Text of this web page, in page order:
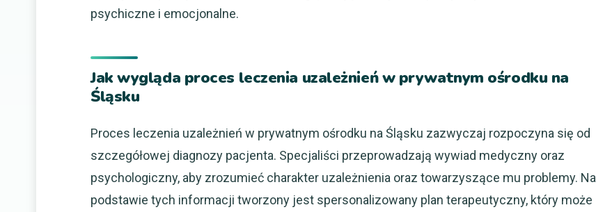
psychiczne i emocjonalne.
Jak wygląda proces leczenia uzależnień w prywatnym ośrodku na
Śląsku
Proces leczenia uzależnień w prywatnym ośrodku na Śląsku zazwyczaj rozpoczyna się od
szczegółowej diagnozy pacjenta. Specjaliści przeprowadzają wywiad medyczny oraz
psychologiczny, aby zrozumieć charakter uzależnienia oraz towarzyszące mu problemy. Na
podstawie tych informacji tworzony jest spersonalizowany plan terapeutyczny, który może